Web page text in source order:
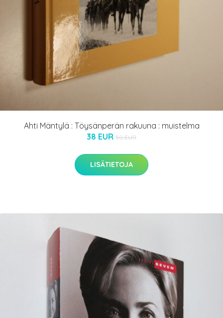
Ahti Mäntylä : Töysänperän rakuuna : muistelma
38 EUR 50 EUR
LISÄTIETOJA